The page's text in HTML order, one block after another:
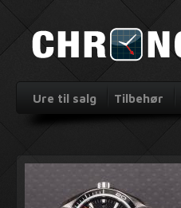
Ure til salg Tilbehør